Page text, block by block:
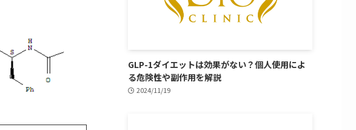
GLP-1ダイエットは効果がない？個人使用によ
る危険性や副作用を解説
2024/11/19